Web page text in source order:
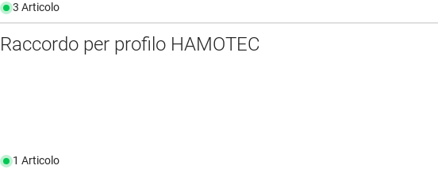
3 Articolo
Raccordo per profilo HAMOTEC
1 Articolo